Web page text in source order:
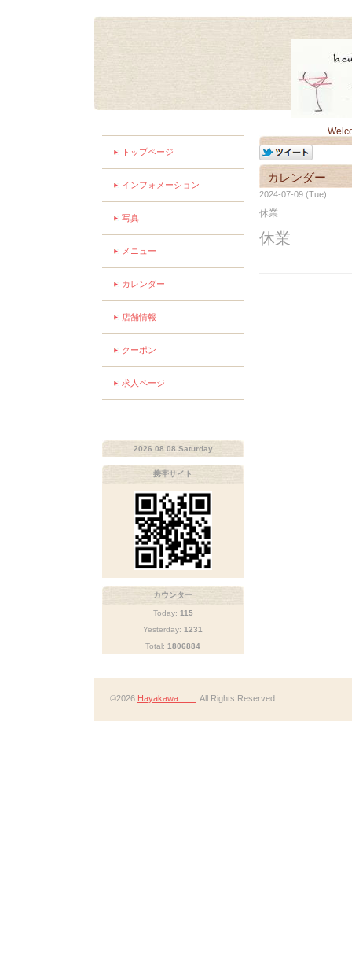
カレンダー
2024-07-09 (Tue)
休業
休業
トップページ
インフォメーション
写真
メニュー
カレンダー
店舗情報
クーポン
求人ページ
2026.08.08 Saturday
携帯サイト
カウンター
Today: 115
Yesterday: 1231
Total: 1806884
©2026 Hayakawa . All Rights Reserved.